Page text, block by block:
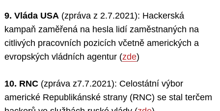
9. Vláda USA (zpráva z 2.7.2021): Hackerská
kampaň zaměřená na hesla lidí zaměstnaných na
citlivých pracovních pozicích včetně amerických a
evropských vládních agentur (zde)
10. RNC (zpráva z7.7.2021): Celostátní výbor
americké Republikánské strany (RNC) se stal terčem